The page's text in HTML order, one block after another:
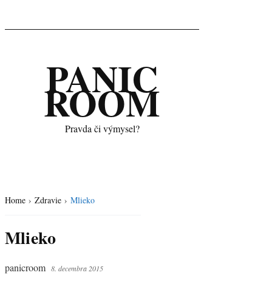
PANIC
ROOM
Pravda či výmysel?
Home › Zdravie › Mlieko
Mlieko
panicroom 8. decembra 2015